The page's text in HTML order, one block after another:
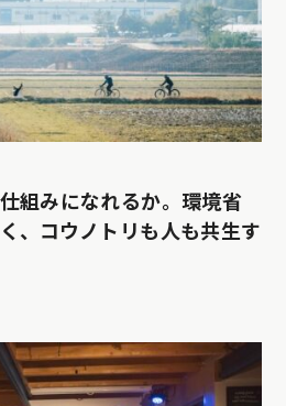
組みになれるか。環境省
、コウノトリも人も共生す